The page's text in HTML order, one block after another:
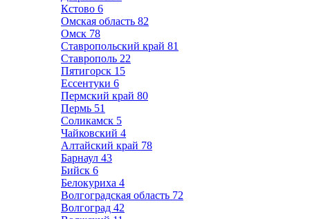
Кстово 6
Омская область 82
Омск 78
Ставропольский край 81
Ставрополь 22
Пятигорск 15
Ессентуки 6
Пермский край 80
Пермь 51
Соликамск 5
Чайковский 4
Алтайский край 78
Барнаул 43
Бийск 6
Белокуриха 4
Волгоградская область 72
Волгоград 42